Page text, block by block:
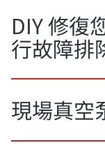
DIY 修復
行故障排
現場真空